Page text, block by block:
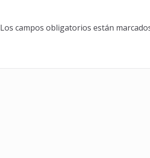
Los campos obligatorios están